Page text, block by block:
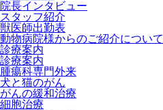
院長インタビュー
スタッフ紹介
獣医師出勤表
動物病院様からのご紹介について
診療案内
診療案内
腫瘍科専門外来
犬と猫のがん
がんの緩和治療
細胞治療